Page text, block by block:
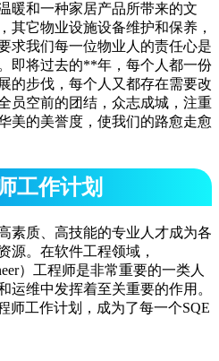
暖和一种家居产品所带来的文
其它物业设施设备维护和保养，
求我们每一位物业人的责任心是
即将过去的**年，每个人都一份
的步伐，每个人又都存在需要改
员空前的团结，众志成城，注重
美的美誉度，使我们的路愈走愈
工作计划
素质、高技能的专业人才成为各
源。在软件工程领域，
）工程师是非常重要的一类人
运维中发挥着至关重要的作用。
师工作计划，成为了每一个SQE